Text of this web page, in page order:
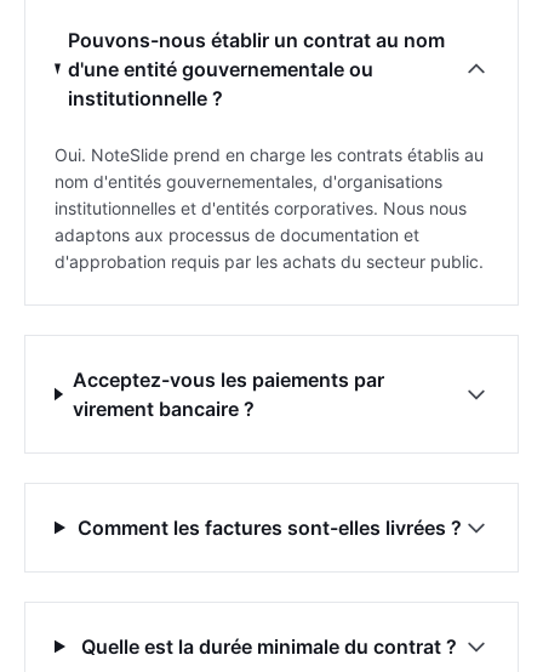
Pouvons-nous établir un contrat au nom
d'une entité gouvernementale ou
institutionnelle ?
Oui. NoteSlide prend en charge les contrats établis au
nom d'entités gouvernementales, d'organisations
institutionnelles et d'entités corporatives. Nous nous
adaptons aux processus de documentation et
d'approbation requis par les achats du secteur public.
Acceptez-vous les paiements par
virement bancaire ?
Comment les factures sont-elles livrées ?
Quelle est la durée minimale du contrat ?